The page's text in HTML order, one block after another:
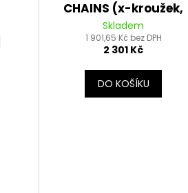
CHAINS (x-kroužek,
barva černá, 114 článků
vč. nýtovací spojky)
Skladem
1 901,65 Kč bez DPH
2 301 Kč
DO KOŠÍKU